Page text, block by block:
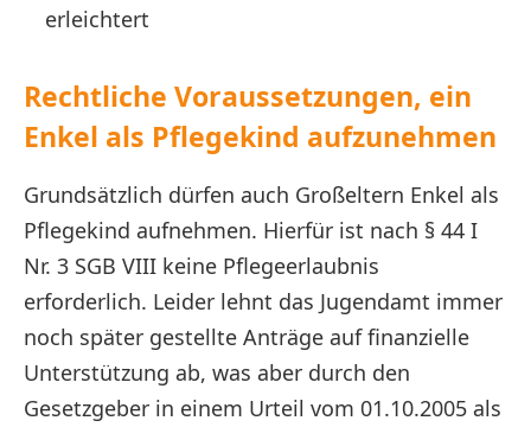
erleichtert
Rechtliche Voraussetzungen, ein
Enkel als Pflegekind aufzunehmen
Grundsätzlich dürfen auch Großeltern Enkel als
Pflegekind aufnehmen. Hierfür ist nach § 44 I
Nr. 3 SGB VIII keine Pflegeerlaubnis
erforderlich. Leider lehnt das Jugendamt immer
noch später gestellte Anträge auf finanzielle
Unterstützung ab, was aber durch den
Gesetzgeber in einem Urteil vom 01.10.2005 als